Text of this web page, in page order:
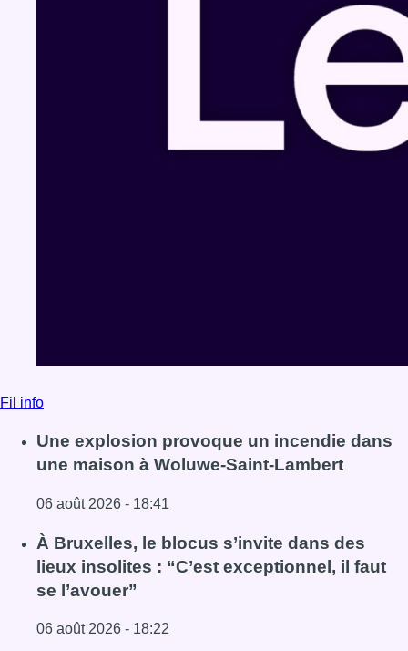
Fil info
Une explosion provoque un incendie dans
une maison à Woluwe-Saint-Lambert
06 août 2026 - 18:41
Lire l'article Une explosion provoque un incendie dans
À Bruxelles, le blocus s’invite dans des
lieux insolites : “C’est exceptionnel, il faut
se l’avouer”
06 août 2026 - 18:22